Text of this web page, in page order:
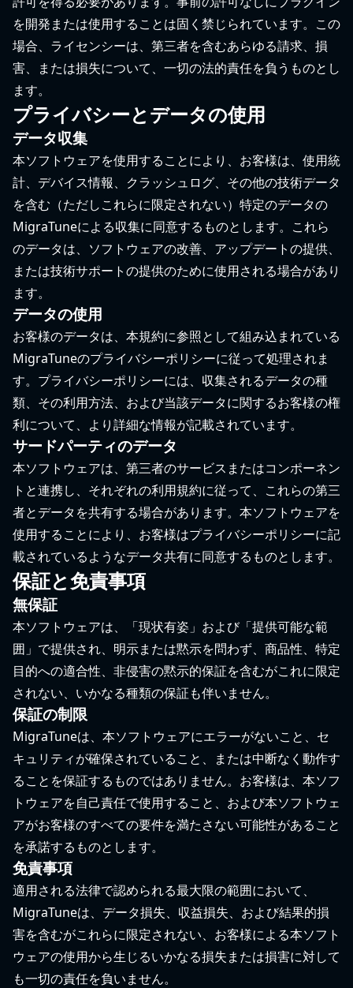
を開発または使用することは固く禁じられています。この
場合、ライセンシーは、第三者を含むあらゆる請求、損
害、または損失について、一切の法的責任を負うものとし
ます。
プライバシーとデータの使用
データ収集
本ソフトウェアを使用することにより、お客様は、使用統
計、デバイス情報、クラッシュログ、その他の技術データ
を含む（ただしこれらに限定されない）特定のデータの
MigraTuneによる収集に同意するものとします。これら
のデータは、ソフトウェアの改善、アップデートの提供、
または技術サポートの提供のために使用される場合があり
ます。
データの使用
お客様のデータは、本規約に参照として組み込まれている
MigraTuneのプライバシーポリシーに従って処理されま
す。プライバシーポリシーには、収集されるデータの種
類、その利用方法、および当該データに関するお客様の権
利について、より詳細な情報が記載されています。
サードパーティのデータ
本ソフトウェアは、第三者のサービスまたはコンポーネン
トと連携し、それぞれの利用規約に従って、これらの第三
者とデータを共有する場合があります。本ソフトウェアを
使用することにより、お客様はプライバシーポリシーに記
載されているようなデータ共有に同意するものとします。
保証と免責事項
無保証
本ソフトウェアは、「現状有姿」および「提供可能な範
囲」で提供され、明示または黙示を問わず、商品性、特定
目的への適合性、非侵害の黙示的保証を含むがこれに限定
されない、いかなる種類の保証も伴いません。
保証の制限
MigraTuneは、本ソフトウェアにエラーがないこと、セ
キュリティが確保されていること、または中断なく動作す
ることを保証するものではありません。お客様は、本ソフ
トウェアを自己責任で使用すること、および本ソフトウェ
アがお客様のすべての要件を満たさない可能性があること
を承諾するものとします。
免責事項
適用される法律で認められる最大限の範囲において、
MigraTuneは、データ損失、収益損失、および結果的損
害を含むがこれらに限定されない、お客様による本ソフト
ウェアの使用から生じるいかなる損失または損害に対して
も一切の責任を負いません。